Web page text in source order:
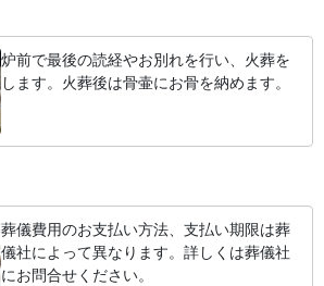
炉前で最後の読経やお別れを行い、火葬を
します。火葬後は骨壷にお骨を納めます。
葬儀費用のお支払い方法、支払い期限は葬
儀社によって異なります。詳しくは葬儀社
にお問合せください。